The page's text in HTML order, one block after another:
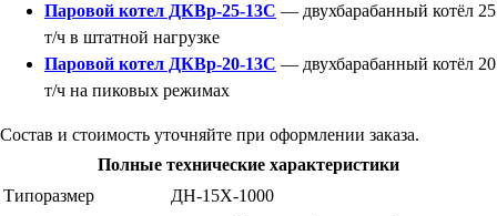
Паровой котел ДКВр-25-13С — двухбарабанный котёл 25
т/ч в штатной нагрузке
Паровой котел ДКВр-20-13С — двухбарабанный котёл 20
т/ч на пиковых режимах
Состав и стоимость уточняйте при оформлении заказа.
Полные технические характеристики
Типоразмер
ДН-15Х-1000